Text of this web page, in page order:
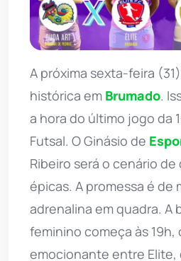
A próxima sexta-feira
histórica em Brumado.
a hora do último jogo da
Futsal. O Ginásio de
Ribeiro será o cenário
épicas. A promessa é de
adrenalina em quadra. A
feminino começa às
emocionante entre Elite,